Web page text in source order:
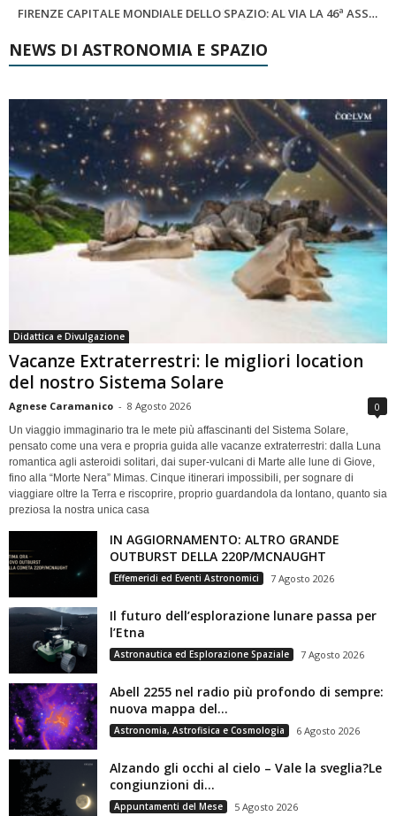
Cielo del Mese di Agosto 2026
SUPERNOVAE aggiornamenti del mese – Agosto 2026
NEWS DI ASTRONOMIA E SPAZIO
Didattica e Divulgazione
Vacanze Extraterrestri: le migliori location
del nostro Sistema Solare
Agnese Caramanico - 8 Agosto 2026 0
Un viaggio immaginario tra le mete più affascinanti del Sistema Solare,
pensato come una vera e propria guida alle vacanze extraterrestri: dalla Luna
romantica agli asteroidi solitari, dai super-vulcani di Marte alle lune di Giove,
fino alla “Morte Nera” Mimas. Cinque itinerari impossibili, per sognare di
viaggiare oltre la Terra e riscoprire, proprio guardandola da lontano, quanto sia
preziosa la nostra unica casa
IN AGGIORNAMENTO: ALTRO GRANDE
OUTBURST DELLA 220P/MCNAUGHT
Effemeridi ed Eventi Astronomici 7 Agosto 2026
Il futuro dell’esplorazione lunare passa per
l’Etna
Astronautica ed Esplorazione Spaziale 7 Agosto 2026
Abell 2255 nel radio più profondo di sempre:
nuova mappa del...
Astronomia, Astrofisica e Cosmologia 6 Agosto 2026
Alzando gli occhi al cielo – Vale la sveglia?Le
congiunzioni di...
Appuntamenti del Mese 5 Agosto 2026